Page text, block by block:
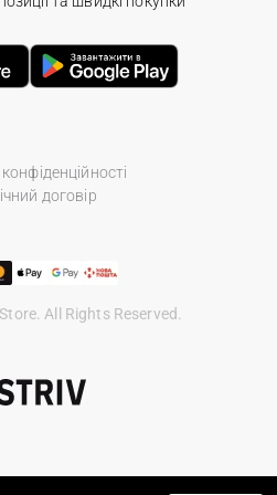
договір
All Rights Reserved.